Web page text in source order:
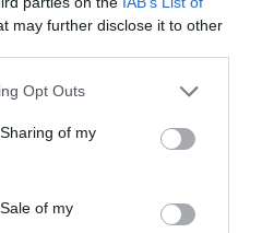
may further disclose it to other
Opt Outs
of my
of my